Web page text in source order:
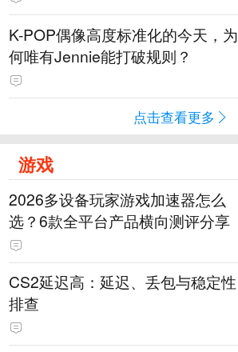
K-POP偶像高度标准化的今天，为
何唯有Jennie能打破规则？
点击查看更多
游戏
2026多设备玩家游戏加速器怎么
选？6款全平台产品横向测评分享
CS2延迟高：延迟、丢包与稳定性
排查